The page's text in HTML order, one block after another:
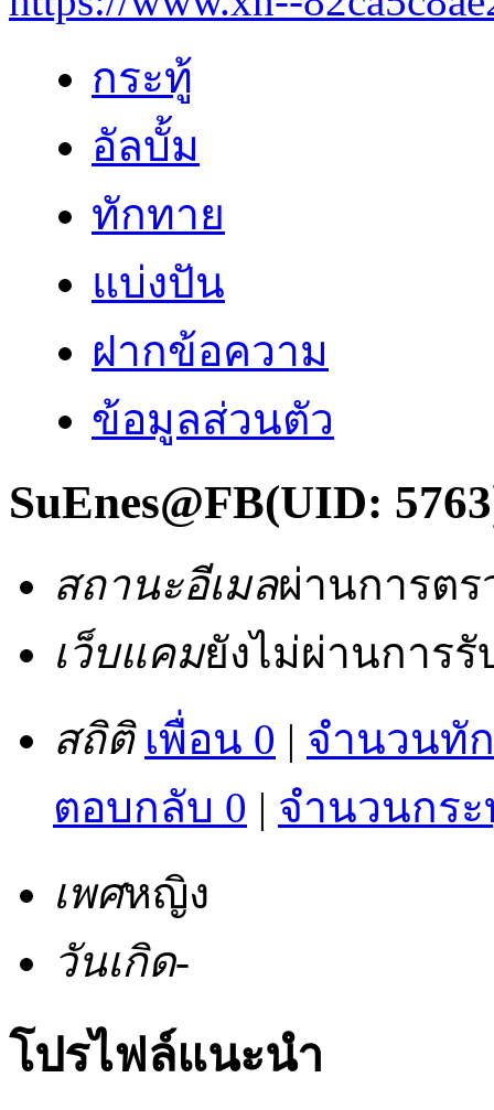
กระทู้
อัลบั้ม
ทักทาย
แบ่งปัน
ฝากข้อความ
ข้อมูลส่วนตัว
SuEnes@FB(UID:
สถานะอีเมลผ่านการต
เว็บแคมยังไม่ผ่านการรั
สถิติ เพื่อน 0 | จำนวนทั
ตอบกลับ 0 | จำนวนกระ
เพศหญิง
วันเกิด-
โปรไฟล์แนะนำ